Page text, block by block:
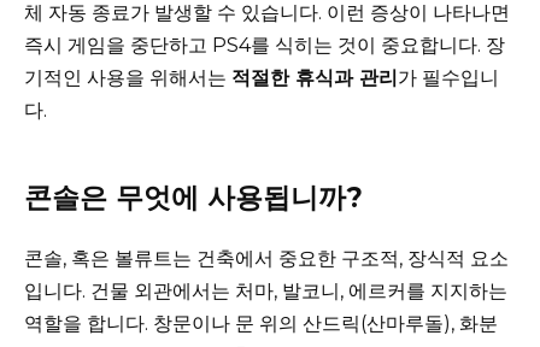
체 자동 종료가 발생할 수 있습니다. 이런 증상이 나타나면
즉시 게임을 중단하고 PS4를 식히는 것이 중요합니다. 장
기적인 사용을 위해서는 적절한 휴식과 관리 가 필수입니
다.
콘솔은 무엇에 사용됩니까?
콘솔, 혹은 볼류트는 건축에서 중요한 구조적, 장식적 요소
입니다. 건물 외관에서는 처마, 발코니, 에르커를 지지하는
역할을 합니다. 창문이나 문 위의 산드릭(산마루돌), 화분